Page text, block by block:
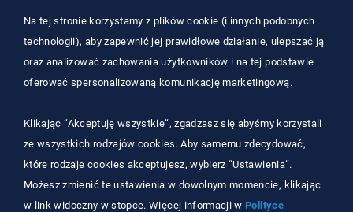
3 sierpnia 2026
Na tej stronie korzystamy z plików cookie (i innych podobnych
technologii), aby zapewnić jej prawidłowe działanie, ulepszać ją
oraz analizować zachowania użytkowników i na tej podstawie
oferować spersonalizowaną komunikację marketingową.
Klikając “Akceptuję wszystkie“, zgadzasz się abyśmy korzystali
ze wszystkich rodzajów cookies. Aby samemu zdecydować,
które rodzaje cookies akceptujesz, wybierz “Ustawienia“.
Możesz zmienić te ustawienia w dowolnym momencie, klikając
w link widoczny w stopce. Więcej informacji wPolityce